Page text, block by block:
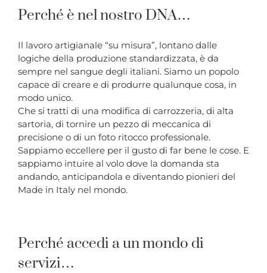
Perché è nel nostro DNA…
Il lavoro artigianale “su misura”, lontano dalle
logiche della produzione standardizzata, è da
sempre nel sangue degli italiani. Siamo un popolo
capace di creare e di produrre qualunque cosa, in
modo unico.
Che si tratti di una modifica di carrozzeria, di alta
sartoria, di tornire un pezzo di meccanica di
precisione o di un foto ritocco professionale.
Sappiamo eccellere per il gusto di far bene le cose. E
sappiamo intuire al volo dove la domanda sta
andando, anticipandola e diventando pionieri del
Made in Italy nel mondo.
Perché accedi a un mondo di
servizi…